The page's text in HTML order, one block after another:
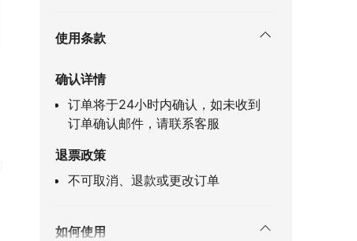
使用条款
确认详情
订单将于24小时内确认，如未收到
订单确认邮件，请联系客服
退票政策
不可取消、退款或更改订单
如何使用